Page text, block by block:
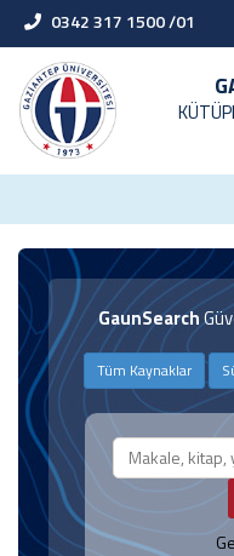
0342 317 1500 /01
GaunSearch
Tüm Kaynaklar
ARAMA